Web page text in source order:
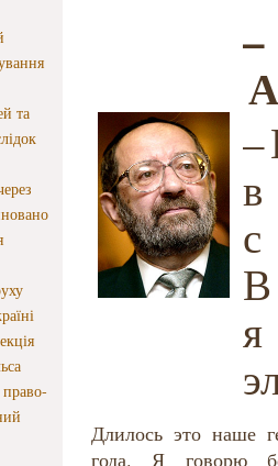
та
–
в
с
я
Длилось это наше
года. Я говорю